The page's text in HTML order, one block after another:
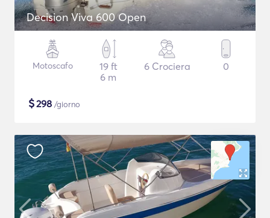
Decision Viva 600 Open
Motoscafo
19 ft
6 m
6 Crociera 0
$298 /giorno